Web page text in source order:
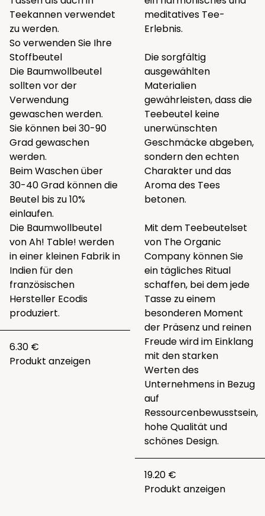
Teekannen verwendet
zu werden.
So verwenden Sie Ihre
Stoffbeutel
Die Baumwollbeutel
sollten vor der
Verwendung
gewaschen werden.
Sie können bei 30-90
Grad gewaschen
werden.
Beim Waschen über
30-40 Grad können die
Beutel bis zu 10%
einlaufen.
Die Baumwollbeutel
von Ah! Table! werden
in einer kleinen Fabrik in
Indien für den
französischen
Hersteller Ecodis
produziert.
6.30 €
Produkt anzeigen
meditatives Tee-
Erlebnis.
Die sorgfältig
ausgewählten
Materialien
gewährleisten, dass die
Teebeutel keine
unerwünschten
Geschmäcke abgeben,
sondern den echten
Charakter und das
Aroma des Tees
betonen.
Mit dem Teebeutelset
von The Organic
Company können Sie
ein tägliches Ritual
schaffen, bei dem jede
Tasse zu einem
besonderen Moment
der Präsenz und reinen
Freude wird im Einklang
mit den starken
Werten des
Unternehmens in Bezug
auf
Ressourcenbewusstsein,
hohe Qualität und
schönes Design.
19.20 €
Produkt anzeigen